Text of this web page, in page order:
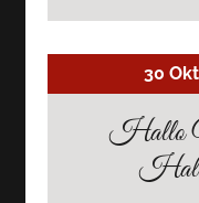
30
Hallo